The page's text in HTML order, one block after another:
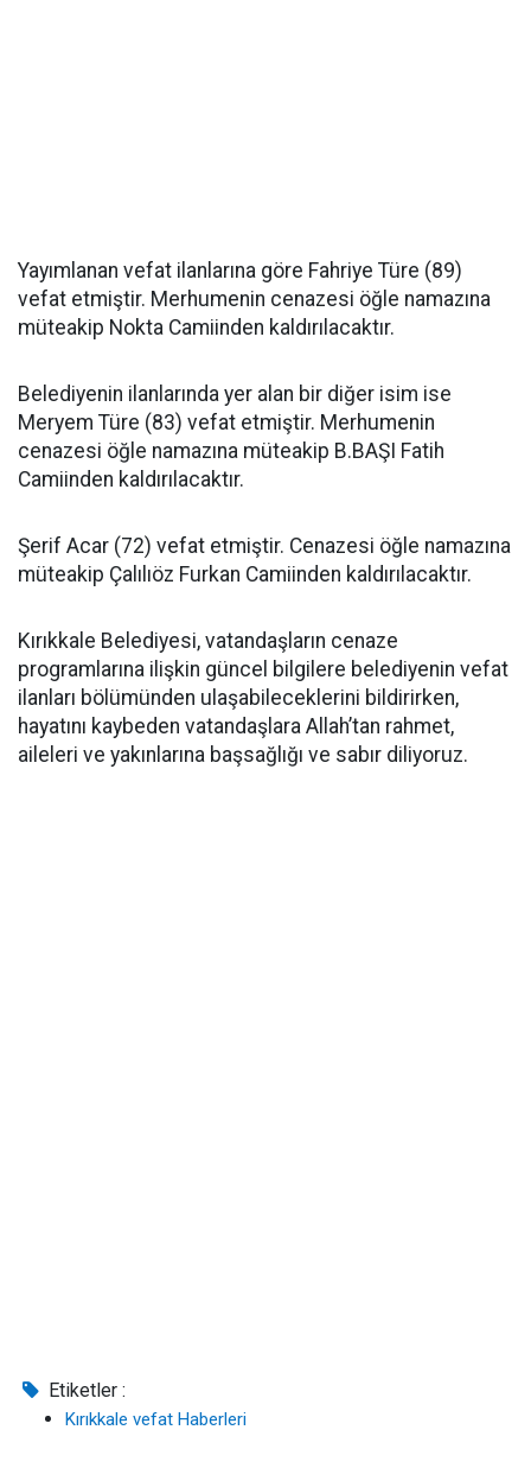
Yayımlanan vefat ilanlarına göre Fahriye Türe (89)
vefat etmiştir. Merhumenin cenazesi öğle namazına
müteakip Nokta Camiinden kaldırılacaktır.
Belediyenin ilanlarında yer alan bir diğer isim ise
Meryem Türe (83) vefat etmiştir. Merhumenin
cenazesi öğle namazına müteakip B.BAŞI Fatih
Camiinden kaldırılacaktır.
Şerif Acar (72) vefat etmiştir. Cenazesi öğle namazına
müteakip Çalılıöz Furkan Camiinden kaldırılacaktır.
Kırıkkale Belediyesi, vatandaşların cenaze
programlarına ilişkin güncel bilgilere belediyenin vefat
ilanları bölümünden ulaşabileceklerini bildirirken,
hayatını kaybeden vatandaşlara Allah’tan rahmet,
aileleri ve yakınlarına başsağlığı ve sabır diliyoruz.
Etiketler :
Kırıkkale vefat Haberleri